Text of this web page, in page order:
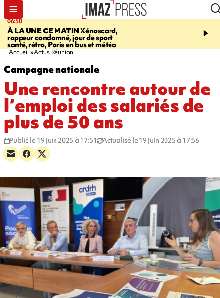
06:50
À LA UNE CE MATINXénoscard,
rappeur condamné, jour de sport
santé, rétro, Paris en bus et météo
08:53
JOUR
bouger,
Accueil Actus Réunion
Campagne nationale
Une rencontre autour de
l’emploi des salariés de
plus de 50 ans
Publié le 19 juin 2025 à 17:51 Actualisé le 19 juin 2025 à 17:56